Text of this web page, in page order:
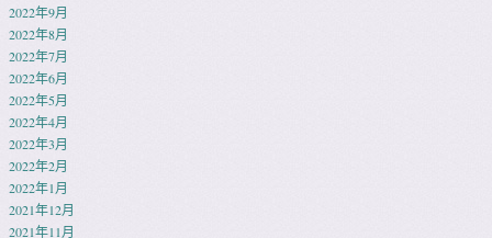
2022年9月
2022年8月
2022年7月
2022年6月
2022年5月
2022年4月
2022年3月
2022年2月
2022年1月
2021年12月
2021年11月